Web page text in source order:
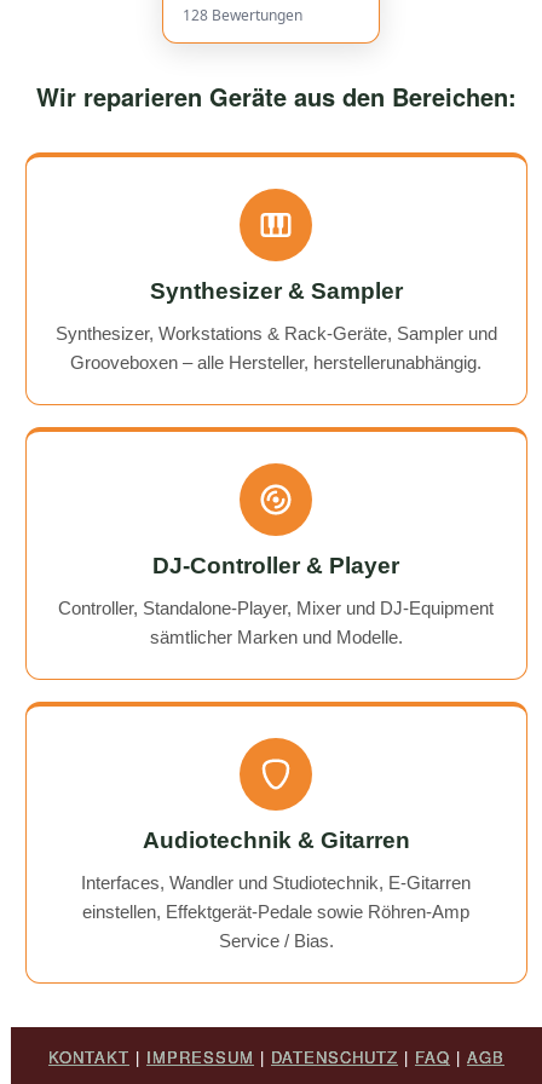
128 Bewertungen
Wir reparieren Geräte aus den Bereichen:
Synthesizer & Sampler
Synthesizer, Workstations & Rack-Geräte, Sampler und
Grooveboxen – alle Hersteller, herstellerunabhängig.
DJ-Controller & Player
Controller, Standalone-Player, Mixer und DJ-Equipment
sämtlicher Marken und Modelle.
Audiotechnik & Gitarren
Interfaces, Wandler und Studiotechnik, E-Gitarren
einstellen, Effektgerät-Pedale sowie Röhren-Amp
Service / Bias.
KONTAKT | IMPRESSUM | DATENSCHUTZ | FAQ | AGB